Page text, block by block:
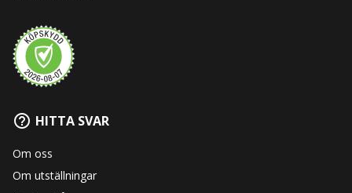
HITTA SVAR
Om oss
Om utställningar